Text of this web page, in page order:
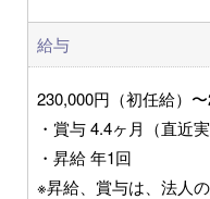
給与
230,000円（初任給）
・賞与 4.4ヶ月（直近実
・昇給 年1回
※昇給、賞与は、法人